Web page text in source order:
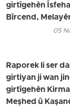
girtîgehên
Bîrcend,
05
Raporek li ser
girtiyan ji wan
girtîgehên
Meşhed û